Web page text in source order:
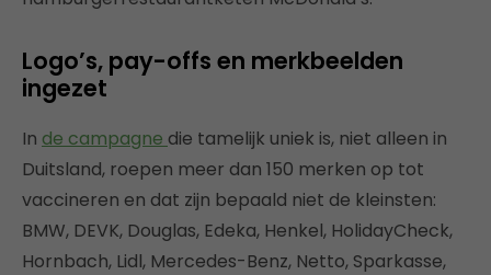
Logo’s, pay-offs en merkbeelden
ingezet
In de campagne die tamelijk uniek is, niet alleen in
Duitsland, roepen meer dan 150 merken op tot
vaccineren en dat zijn bepaald niet de kleinsten:
BMW, DEVK, Douglas, Edeka, Henkel, HolidayCheck,
Hornbach, Lidl, Mercedes-Benz, Netto, Sparkasse,